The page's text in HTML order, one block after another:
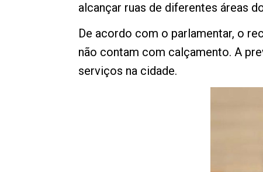
alcançar ruas de diferentes áreas
De acordo com o parlamentar, o
não contam com calçamento. A
serviços na cidade.